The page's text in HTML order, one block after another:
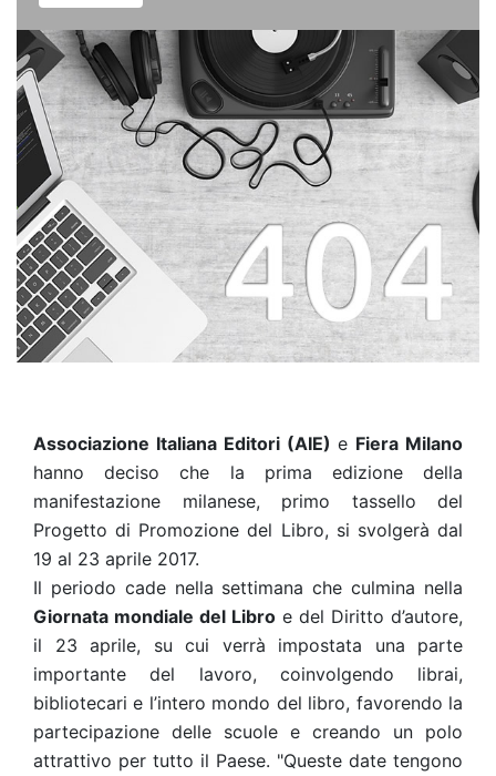
Associazione Italiana Editori (AIE) e Fiera Milano
hanno deciso che la prima edizione della
manifestazione milanese, primo tassello del
Progetto di Promozione del Libro, si svolgerà dal
19 al 23 aprile 2017.
Il periodo cade nella settimana che culmina nella
Giornata mondiale del Libro e del Diritto d’autore,
il 23 aprile, su cui verrà impostata una parte
importante del lavoro, coinvolgendo librai,
bibliotecari e l’intero mondo del libro, favorendo la
partecipazione delle scuole e creando un polo
attrattivo per tutto il Paese. "Queste date tengono